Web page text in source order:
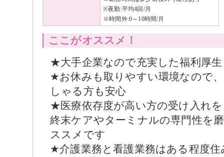
※夜勤:平均4回/月
※時間外:0～10時間/月
ここがオススメ！
★大手企業なので充実した福利厚生
★お休みも取りやすい環境なので
しゃる方も安心
★医療依存度が高い方の受け入れ
終末ケアやターミナルの専門性を
ススメです
★介護業務と看護業務はある程度